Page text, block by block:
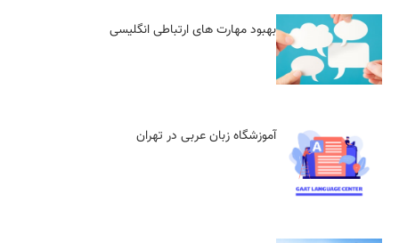
بهبود مهارت های ارتباطی انگلیسی
آموزشگاه زبان عربی در تهران